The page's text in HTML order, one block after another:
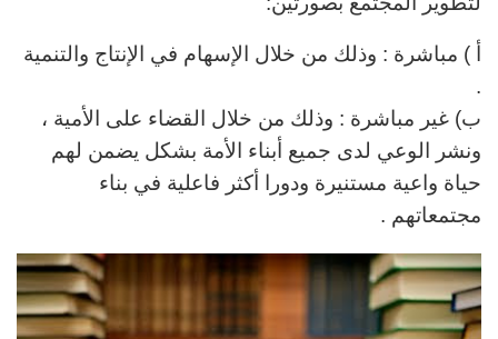
أ ) مباشرة : وذلك من خلال الإسهام في الإنتاج والتنمية
.
ب) غير مباشرة : وذلك من خلال القضاء على الأمية ،
ونشر الوعي لدى جميع أبناء الأمة بشكل يضمن لهم
حياة واعية مستنيرة ودورا أكثر فاعلية في بناء
مجتمعاتهم .